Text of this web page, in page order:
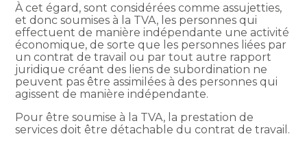
À cet égard, sont considérées comme assujetties,
et donc soumises à la TVA, les personnes qui
effectuent de manière indépendante une activité
économique, de sorte que les personnes liées par
un contrat de travail ou par tout autre rapport
juridique créant des liens de subordination ne
peuvent pas être assimilées à des personnes qui
agissent de manière indépendante.
Pour être soumise à la TVA, la prestation de
services doit être détachable du contrat de travail.